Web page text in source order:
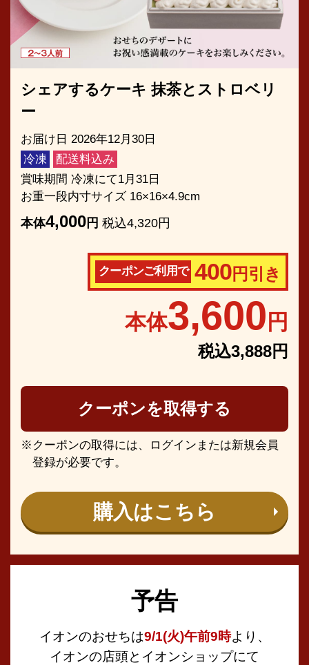
シェアするケーキ 抹茶とストロベリ
ー
お届け日 2026年12月30日
冷凍
配送料込み
賞味期間 冷凍にて1月31日
お重一段内寸サイズ 16×16×4.9cm
本体4,000円 税込4,320円
クーポンご利用で 400円引き
本体3,600 円
税込3,888円
クーポンを取得する
クーポンの取得には、ログインまたは新規会員
登録が必要です。
購入はこちら
予告
イオンのおせちは9/1(火)午前9時より、
イオンの店頭とイオンショップにて